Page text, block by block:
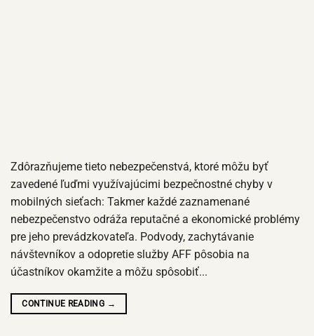
Zdôrazňujeme tieto nebezpečenstvá, ktoré môžu byť
zavedené ľuďmi využívajúcimi bezpečnostné chyby v
mobilných sieťach: Takmer každé zaznamenané
nebezpečenstvo odráža reputačné a ekonomické problémy
pre jeho prevádzkovateľa. Podvody, zachytávanie
návštevníkov a odopretie služby AFF pôsobia na
účastníkov okamžite a môžu spôsobiť...
CONTINUE READING →